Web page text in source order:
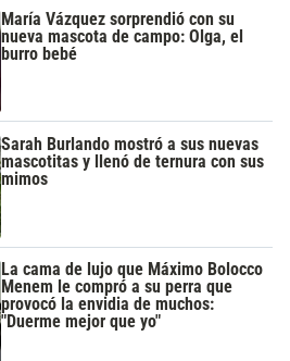
María Vázquez sorprendió con su
nueva mascota de campo: Olga, el
burro bebé
Sarah Burlando mostró a sus nuevas
mascotitas y llenó de ternura con sus
mimos
La cama de lujo que Máximo Bolocco
Menem le compró a su perra que
provocó la envidia de muchos:
"Duerme mejor que yo"